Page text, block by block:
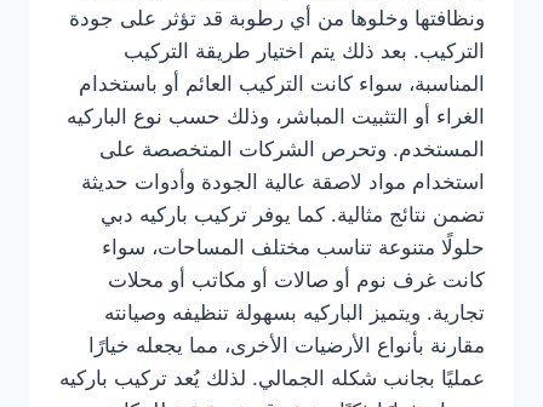
ونظافتها وخلوها من أي رطوبة قد تؤثر على جودة
التركيب. بعد ذلك يتم اختيار طريقة التركيب
المناسبة، سواء كانت التركيب العائم أو باستخدام
الغراء أو التثبيت المباشر، وذلك حسب نوع الباركيه
المستخدم. وتحرص الشركات المتخصصة على
استخدام مواد لاصقة عالية الجودة وأدوات حديثة
تضمن نتائج مثالية. كما يوفر تركيب باركيه دبي
حلولًا متنوعة تناسب مختلف المساحات، سواء
كانت غرف نوم أو صالات أو مكاتب أو محلات
تجارية. ويتميز الباركيه بسهولة تنظيفه وصيانته
مقارنة بأنواع الأرضيات الأخرى، مما يجعله خيارًا
عمليًا بجانب شكله الجمالي. لذلك يُعد تركيب باركيه